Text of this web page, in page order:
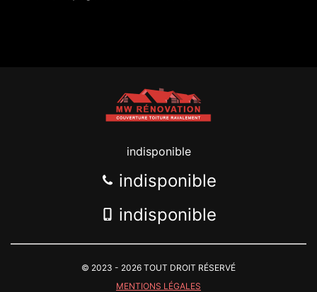
indisponible
indisponible
indisponible
© 2023 - 2026 TOUT DROIT RÉSERVÉ
MENTIONS LÉGALES